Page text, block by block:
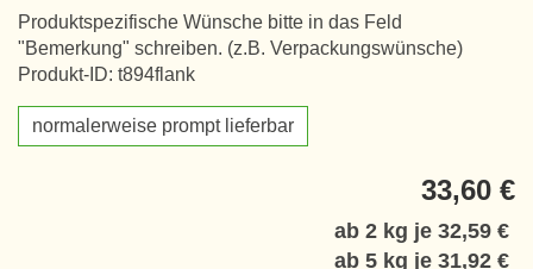
Produktspezifische Wünsche bitte in das Feld
"Bemerkung" schreiben. (z.B. Verpackungswünsche)
Produkt-ID: t894flank
normalerweise prompt lieferbar
33,60 €
ab 2 kg je 32,59 €
ab 5 kg je 31,92 €